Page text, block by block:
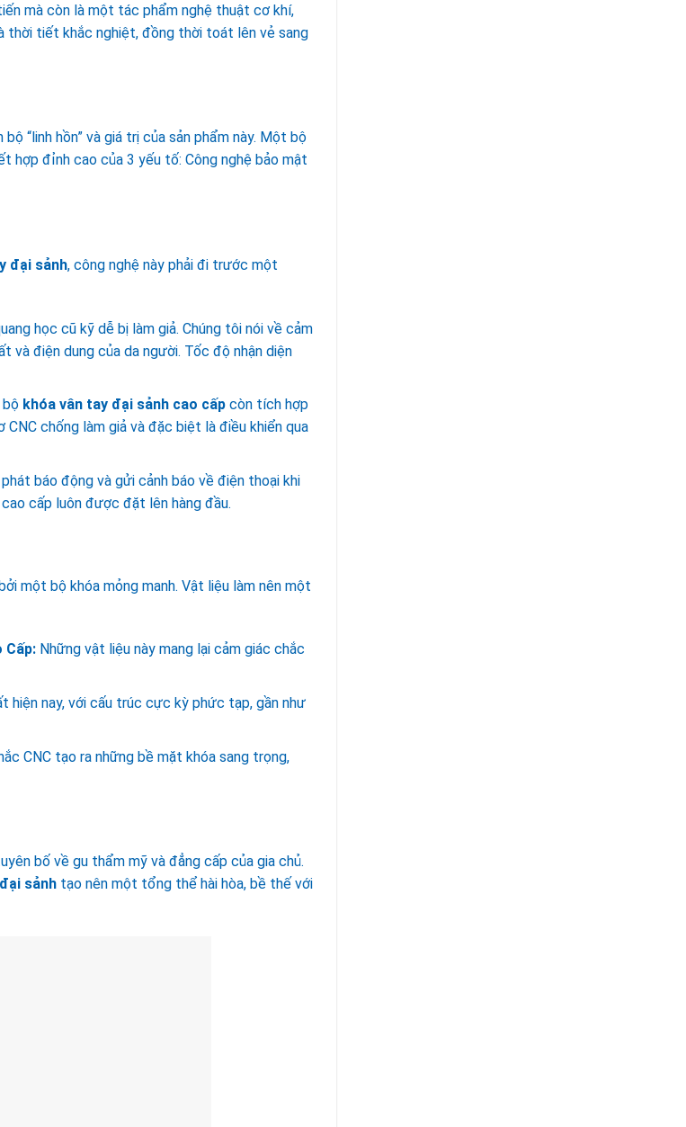
mà còn là một tác phẩm nghệ thuật cơ khí,
tiết khắc nghiệt, đồng thời toát lên vẻ sang
“linh hồn” và giá trị của sản phẩm này. Một bộ
đỉnh cao của 3 yếu tố: Công nghệ bảo mật
đại sảnh, công nghệ này phải đi trước một
học cũ kỹ dễ bị làm giả. Chúng tôi nói về cảm
và điện dung của da người. Tốc độ nhận diện
khóa vân tay đại sảnh cao cấpcòn tích hợp
chống làm giả và đặc biệt là điều khiển qua
báo động và gửi cảnh báo về điện thoại khi
cấp luôn được đặt lên hàng đầu.
một bộ khóa mỏng manh. Vật liệu làm nên một
Cấp:Những vật liệu này mang lại cảm giác chắc
hiện nay, với cấu trúc cực kỳ phức tạp, gần như
CNC tạo ra những bề mặt khóa sang trọng,
bố về gu thẩm mỹ và đẳng cấp của gia chủ.
sảnh tạo nên một tổng thể hài hòa, bề thế với